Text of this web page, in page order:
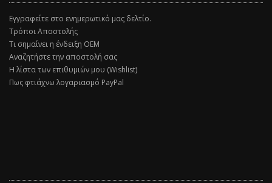
Εγγραφείτε στο ενημερωτικό μας δελτίο.
Τρόποι Αποστολής
Τι σημαίνει η ένδειξη ΟΕΜ
Αναζητήστε την αποστολή σας
Η λίστα των επιθυμιών μου (Wishlist)
Πως φτιάχνω λογαριασμό PayPal